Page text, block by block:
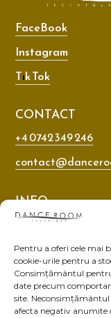
Pentru a oferi cele mai
cookie-urile pentru a
Consimțământul
date precum
site.
afecta negativ anumite
FaceBook
Instagram
Tik Tok
CONTACT
+4 0742 349 246
INFO
Nutrition
Gift Card
About us
Blog